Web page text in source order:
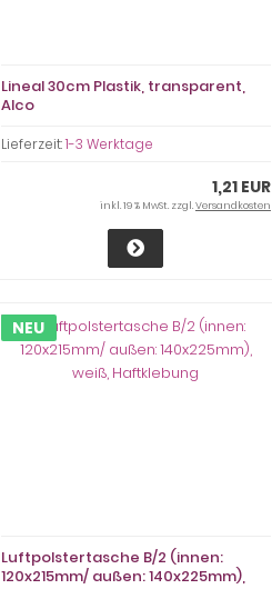
Lineal 30cm Plastik, transparent,
Alco
Lieferzeit:1-3 Werktage
1,21 EUR
inkl. 19 % MwSt. zzgl.Versandkosten
NEU
Luftpolstertasche B/2 (innen:
120x215mm/ außen: 140x225mm),